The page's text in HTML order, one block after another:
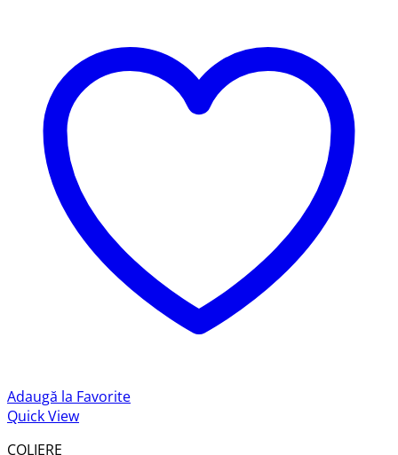
Adaugă la Favorite
Quick View
COLIERE